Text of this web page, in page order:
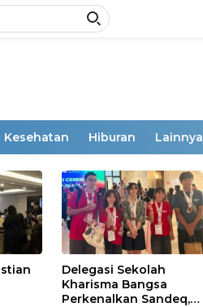
Kesehatan Hiburan Lainnya
Delegasi Sekolah
Kharisma Bangsa
Perkenalkan Sandeq,